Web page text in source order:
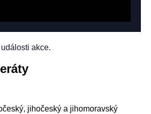
akce.
jihočeský a jihomoravský